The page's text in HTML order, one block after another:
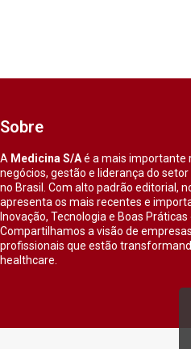
Sobre
A Medicina S/Aé a mais importante
negócios, gestão e liderança do
no Brasil. Com alto padrão editorial,
apresenta os mais recentes e
Inovação, Tecnologia e Boas Práticas
Compartilhamos a visão de
profissionais que estão
healthcare.